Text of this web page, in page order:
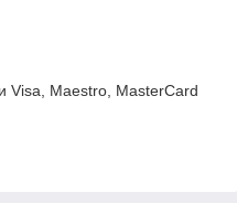
Visa, Maestro, MasterCard